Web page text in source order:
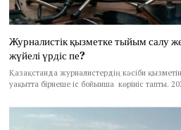
Журналистік қызметке тыйым салу
жүйелі үрдіс пе?
Қазақстанда журналистердің кәсіби
уақытта бірнеше іс бойынша көрініс тапты.